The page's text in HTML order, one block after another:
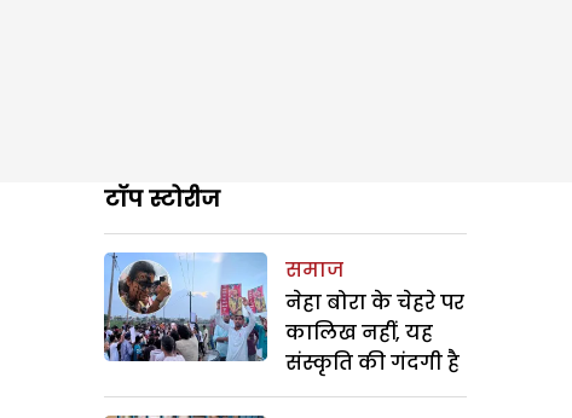
टॉप स्टोरीज
समाज
नेहा बोरा के चेहरे पर
कालिख नहीं, यह
संस्कृति की गंदगी है